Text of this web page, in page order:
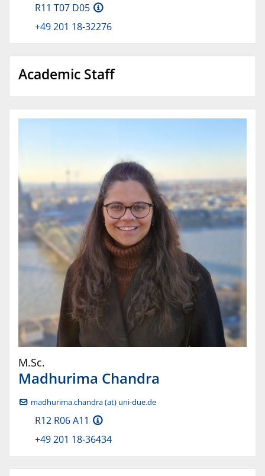
R11 T07 D05
+49 201 18-32276
Academic Staff
M.Sc.
Madhurima Chandra
madhurima.chandra (at) uni-due.de
R12 R06 A11
+49 201 18-36434